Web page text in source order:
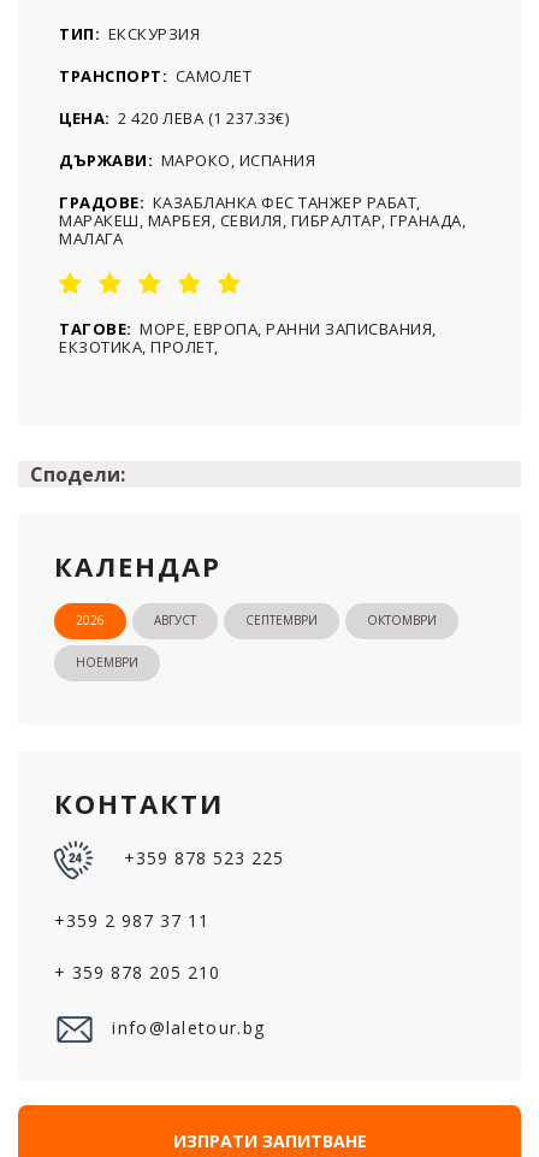
ТИП: ЕКСКУРЗИЯ
ТРАНСПОРТ: САМОЛЕТ
ЦЕНА: 2 420 ЛЕВА (1 237.33€)
ДЪРЖАВИ: МАРОКО, ИСПАНИЯ
ГРАДОВЕ: КАЗАБЛАНКА ФЕС ТАНЖЕР РАБАТ,
МАРАКЕШ, МАРБЕЯ, СЕВИЛЯ, ГИБРАЛТАР, ГРАНАДА,
МАЛАГА
ТАГОВЕ: МОРЕ, ЕВРОПА, РАННИ ЗАПИСВАНИЯ,
ЕКЗОТИКА, ПРОЛЕТ,
Сподели:
КАЛЕНДАР
2026 АВГУСТ СЕПТЕМВРИ ОКТОМВРИ
НОЕМВРИ
КОНТАКТИ
+359 878 523 225
+359 2 987 37 11
+ 359 878 205 210
info@laletour.bg
ИЗПРАТИ ЗАПИТВАНЕ